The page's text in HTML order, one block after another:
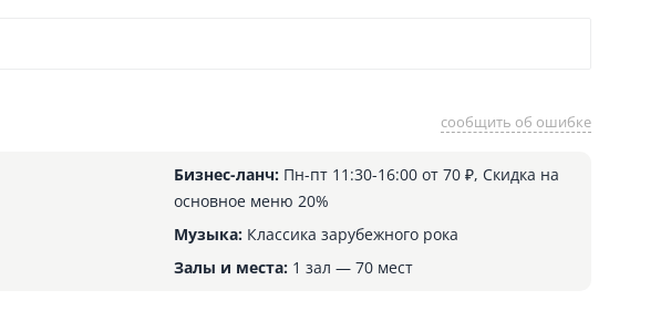
сообщить об ошибке
Бизнес-ланч:Пн-пт 11:30-16:00 от 70 ₽, Скидка на
основное меню 20%
Музыка:Классика зарубежного рока
Залы и места:1 зал — 70 мест